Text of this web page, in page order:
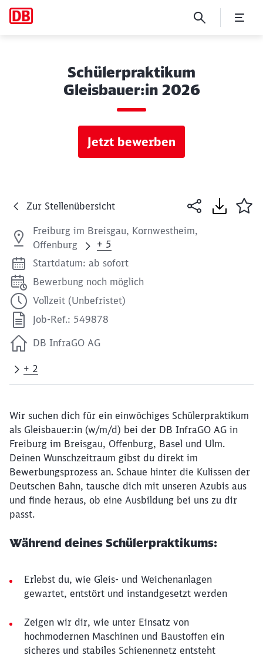
Schülerpraktikum
Gleisbauer:in 2026
Jetzt bewerben
Zur Stellenübersicht
Freiburg im Breisgau, Kornwestheim,
Offenburg
+ 5
Startdatum: ab sofort
Bewerbung noch möglich
Vollzeit (Unbefristet)
Job-Ref.: 549878
DB InfraGO AG
+ 2
Wir suchen dich für ein einwöchiges Schülerpraktikum
als Gleisbauer:in (w/m/d) bei der DB InfraGO AG in
Freiburg im Breisgau, Offenburg, Basel und Ulm.
Deinen Wunschzeitraum gibst du direkt im
Bewerbungsprozess an. Schaue hinter die Kulissen der
Deutschen Bahn, tausche dich mit unseren Azubis aus
und finde heraus, ob eine Ausbildung bei uns zu dir
passt.
Während deines Schülerpraktikums:
Erlebst du, wie Gleis- und Weichenanlagen
gewartet, entstört und instandgesetzt werden
Zeigen wir dir, wie unter Einsatz von
hochmodernen Maschinen und Baustoffen ein
sicheres und stabiles Schienennetz entsteht